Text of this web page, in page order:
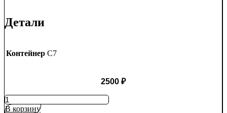
Детали
Контейнер C7
2500 ₽
Количество
товара
В корзину